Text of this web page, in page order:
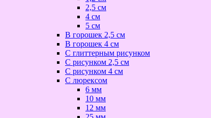
2,5 см
4 см
5 см
В горошек 2,5 см
В горошек 4 см
С глиттерным рисунком
С рисунком 2,5 см
С рисунком 4 см
С люрексом
6 мм
10 мм
12 мм